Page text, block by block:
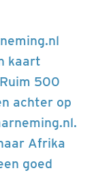
kaart
500
achter op
Afrika
goed